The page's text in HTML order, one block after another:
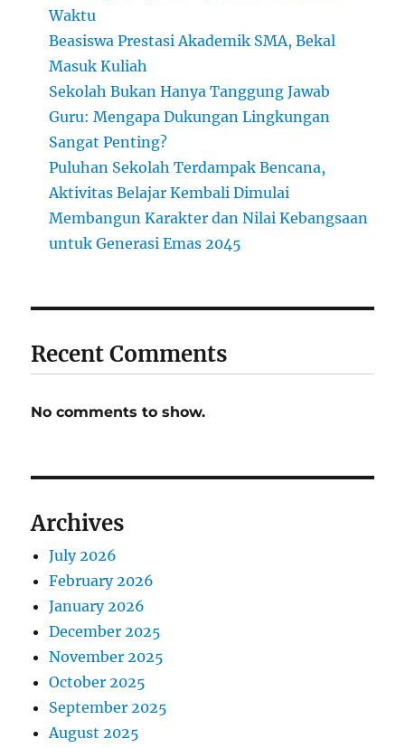
Waktu
Beasiswa Prestasi Akademik SMA, Bekal
Masuk Kuliah
Sekolah Bukan Hanya Tanggung Jawab
Guru: Mengapa Dukungan Lingkungan
Sangat Penting?
Puluhan Sekolah Terdampak Bencana,
Aktivitas Belajar Kembali Dimulai
Membangun Karakter dan Nilai Kebangsaan
untuk Generasi Emas 2045
Recent Comments
No comments to show.
Archives
July 2026
February 2026
January 2026
December 2025
November 2025
October 2025
September 2025
August 2025